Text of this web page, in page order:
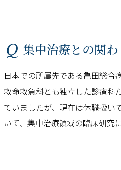
Q 集中治療との関わ
日本での所属先である亀田総合
救命救急科とも独立した診療科
ていましたが、現在は休職扱い
いて、集中治療領域の臨床研究